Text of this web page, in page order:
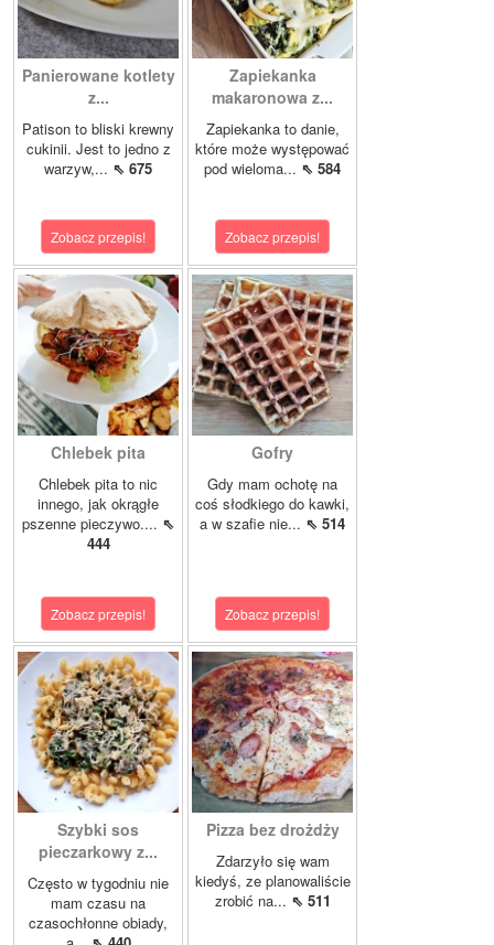
Panierowane kotlety
z...
Patison to bliski krewny
cukinii. Jest to jedno z
warzyw,... ⇖ 675
Zobacz przepis!
Zapiekanka
makaronowa z...
Zapiekanka to danie,
które może występować
pod wieloma... ⇖ 584
Zobacz przepis!
Chlebek pita
Chlebek pita to nic
innego, jak okrągłe
pszenne pieczywo.... ⇖
444
Zobacz przepis!
Gofry
Gdy mam ochotę na
coś słodkiego do kawki,
a w szafie nie... ⇖ 514
Zobacz przepis!
Szybki sos
pieczarkowy z...
Często w tygodniu nie
mam czasu na
czasochłonne obiady,
Pizza bez drożdży
Zdarzyło się wam
kiedyś, ze planowaliście
zrobić na... ⇖ 511